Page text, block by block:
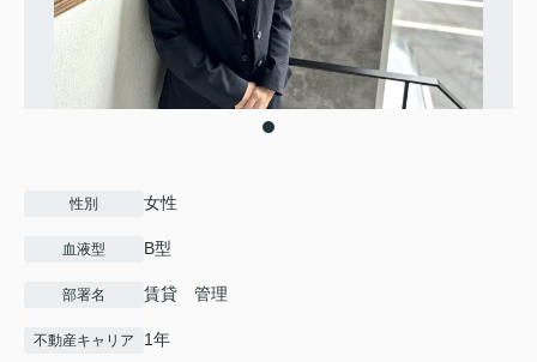
性別 女性
血液型 B型
部署名 賃貸 管理
不動産キャリア 1年